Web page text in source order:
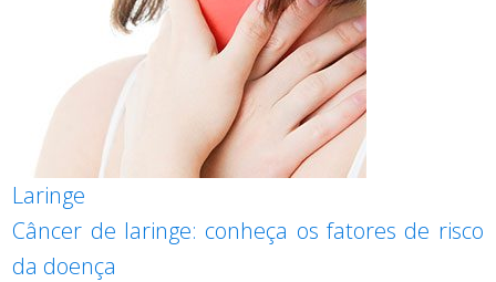
Laringe
Câncer de laringe: conheça os fatores de risco
da doença